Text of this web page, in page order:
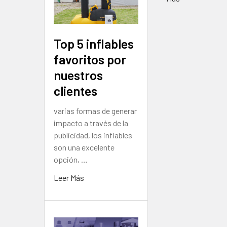
Top 5 inflables
favoritos por
nuestros
clientes
varias formas de generar
impacto a través de la
publicidad, los inflables
son una excelente
opción, …
Leer Más